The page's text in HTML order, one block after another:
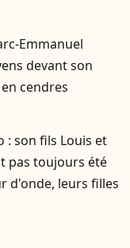
Emmanuel
devant son
cendres
: son fils Louis et
pas toujours été
d'onde, leurs filles